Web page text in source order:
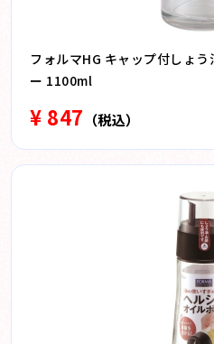
フォルマHG キャップ付しょ
ー 1100ml
¥ 847 （税込）